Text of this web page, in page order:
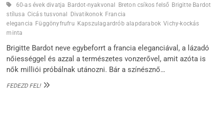
60-as évek divatja Bardot-nyakvonal Breton csíkos felső Brigitte Bardot
stílusa Cicás tusvonal Divatikonok Francia
elegancia Függönyfrufru Kapszulagardrób alapdarabok Vichy-kockás
minta
Brigitte Bardot neve egybeforrt a francia eleganciával, a lázadó
nőiességgel és azzal a természetes vonzerővel, amit azóta is
nők milliói próbálnak utánozni. Bár a színésznő…
FEDEZD FEL!BRIGITTE